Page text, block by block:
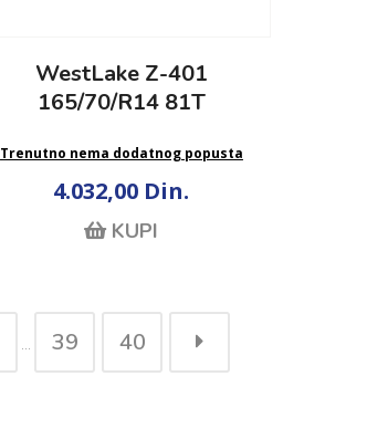
WestLake Z-401
165/70/R14 81T
Trenutno nema dodatnog popusta
4.032,00 Din.
KUPI
... 39 40